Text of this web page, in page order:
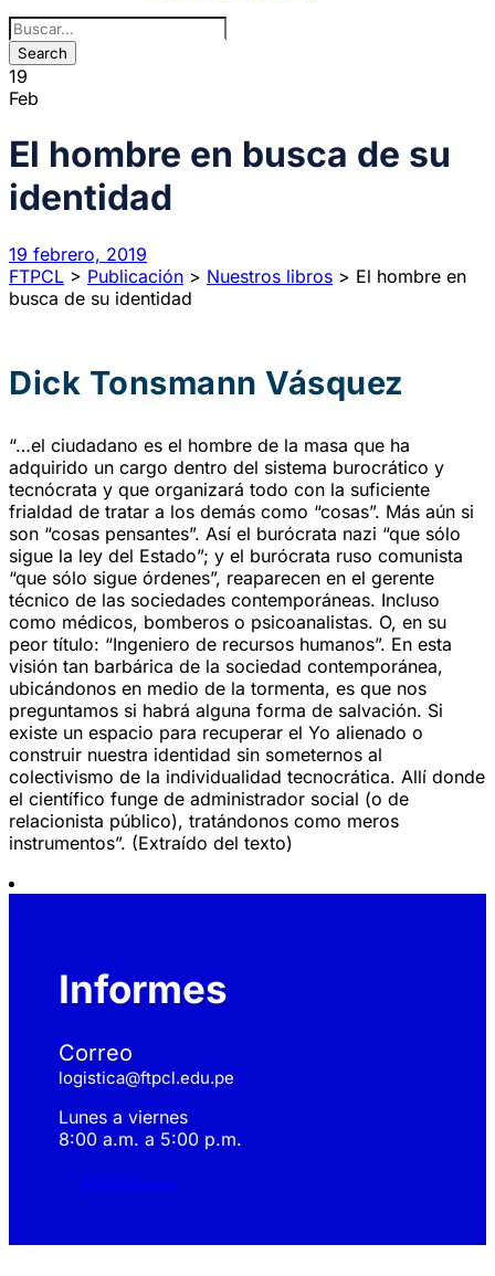
19
Feb
El hombre en busca de su
identidad
19 febrero, 2019
FTPCL > Publicación > Nuestros libros > El hombre en
busca de su identidad
Dick Tonsmann Vásquez
“…el ciudadano es el hombre de la masa que ha
adquirido un cargo dentro del sistema burocrático y
tecnócrata y que organizará todo con la suficiente
frialdad de tratar a los demás como “cosas”. Más aún si
son “cosas pensantes”. Así el burócrata nazi “que sólo
sigue la ley del Estado”; y el burócrata ruso comunista
“que sólo sigue órdenes”, reaparecen en el gerente
técnico de las sociedades contemporáneas. Incluso
como médicos, bomberos o psicoanalistas. O, en su
peor título: “Ingeniero de recursos humanos”. En esta
visión tan barbárica de la sociedad contemporánea,
ubicándonos en medio de la tormenta, es que nos
preguntamos si habrá alguna forma de salvación. Si
existe un espacio para recuperar el Yo alienado o
construir nuestra identidad sin someternos al
colectivismo de la individualidad tecnocrática. Allí donde
el científico funge de administrador social (o de
relacionista público), tratándonos como meros
instrumentos”. (Extraído del texto)
Informes
Correo
logistica@ftpcl.edu.pe
Lunes a viernes
8:00 a.m. a 5:00 p.m.
Escribenos